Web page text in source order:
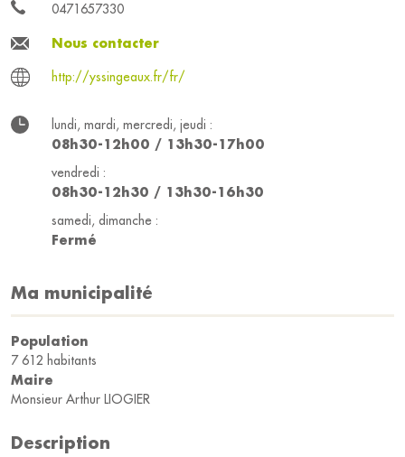
0471657330
Nous contacter
http://yssingeaux.fr/fr/
lundi, mardi, mercredi, jeudi :
08h30-12h00 / 13h30-17h00
vendredi :
08h30-12h30 / 13h30-16h30
samedi, dimanche :
Fermé
Ma municipalité
Population
7 612 habitants
Maire
Monsieur Arthur LIOGIER
Description